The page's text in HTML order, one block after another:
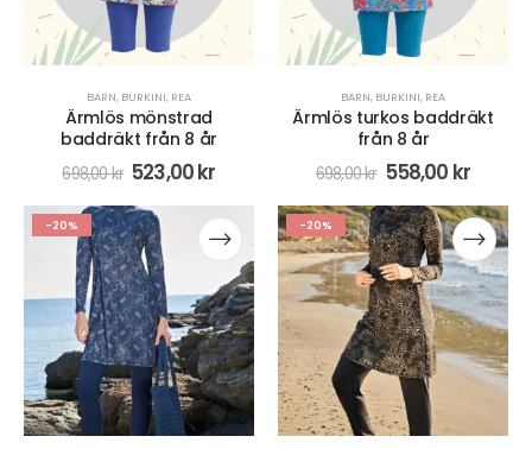
BARN, BURKINI, REA
Ärmlös mönstrad
baddräkt från 8 år
698,00kr 523,00kr
BARN, BURKINI, REA
Ärmlös turkos baddräkt
från 8 år
698,00kr 558,00 kr
-20% -20%